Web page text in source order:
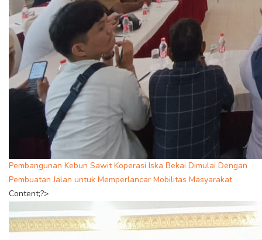
Pembangunan Kebun Sawit Koperasi Iska Bekai Dimulai Dengan
Pembuatan Jalan untuk Memperlancar Mobilitas Masyarakat
Content;?>